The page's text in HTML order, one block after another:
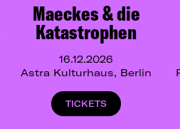
Maeckes & die
Katastrophen
16.12.2026
Astra Kulturhaus, Berlin
TICKETS